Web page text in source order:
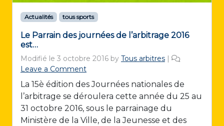
Actualités tous sports
Le Parrain des journées de l’arbitrage 2016
est…
Modifié le 3 octobre 2016 by Tous arbitres |
Leave a Comment
La 15è édition des Journées nationales de
l’arbitrage se déroulera cette année du 25 au
31 octobre 2016, sous le parrainage du
Ministère de la Ville, de la Jeunesse et des